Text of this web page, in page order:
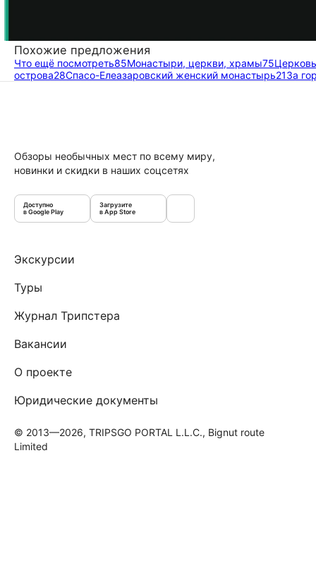
Похожие предложения
Что ещё посмотреть85Монастыри, церкви, храмы75
острова28Спасо-Елеазаровский женский монастырь21За
Обзоры необычных мест по всему миру,
новинки и скидки в наших соцсетях
Доступно
в Google Play
Загрузите
в App Store
Экскурсии
Туры
Журнал Трипстера
Вакансии
О проекте
Юридические документы
© 2013—2026, TRIPSGO PORTAL L.L.C., Bignut route
Limited